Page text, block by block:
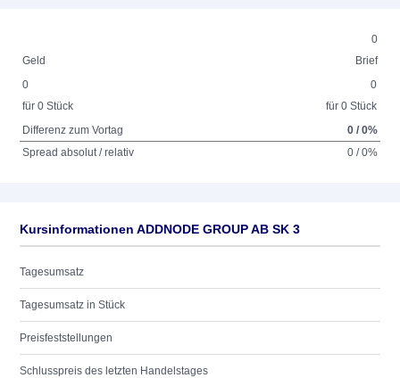
0
Geld
Brief
0
für 0 Stück
0
für 0 Stück
Differenz zum Vortag
0 / 0%
Spread absolut / relativ
0 / 0%
Kursinformationen ADDNODE GROUP AB SK 3
Tagesumsatz
Tagesumsatz in Stück
Preisfeststellungen
Schlusspreis des letzten Handelstages